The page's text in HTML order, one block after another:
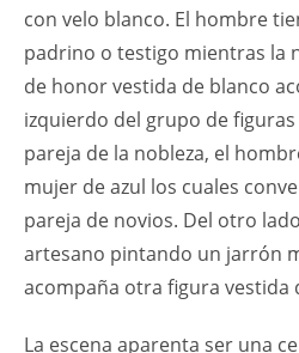
con velo blanco. El hombre
padrino o testigo mientras la
de honor vestida de blanco
izquierdo del grupo de
pareja de la nobleza, el
mujer de azul los cuales
pareja de novios. Del otro
artesano pintando un jarrón
acompaña otra figura vestida
La escena aparenta ser una